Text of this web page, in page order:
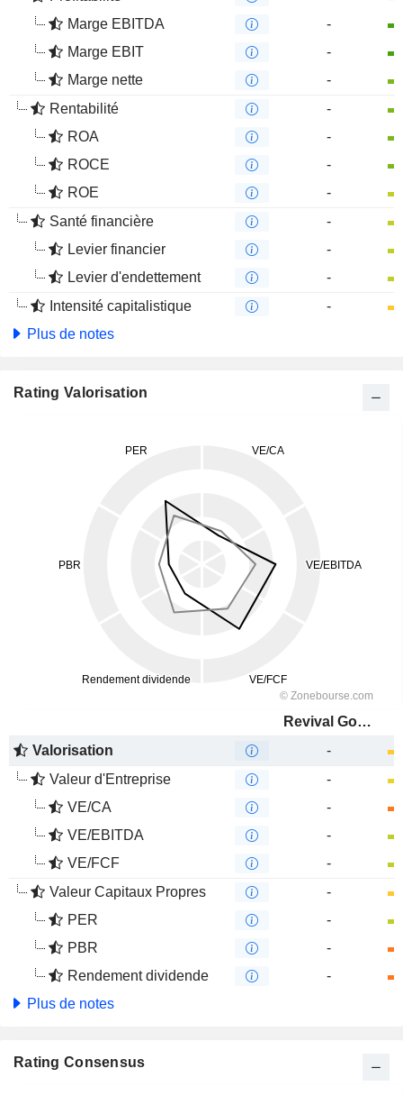
Marge EBITDA
-
Marge EBIT
-
Marge nette
-
Rentabilité
-
ROA
-
ROCE
-
ROE
-
Santé financière
-
Levier financier
-
Levier d'endettement
-
Intensité capitalistique
-
Plus de notes
Rating Valorisation
Revival Gold Inc.
Valorisation
-
Valeur d'Entreprise
-
VE/CA
-
VE/EBITDA
-
VE/FCF
-
Valeur Capitaux Propres
-
PER
-
PBR
-
Rendement dividende
-
Plus de notes
Rating Consensus